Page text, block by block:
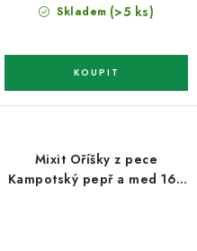
Skladem (>5 ks)
Mixit Oříšky z pece
Kampotský pepř a med 160